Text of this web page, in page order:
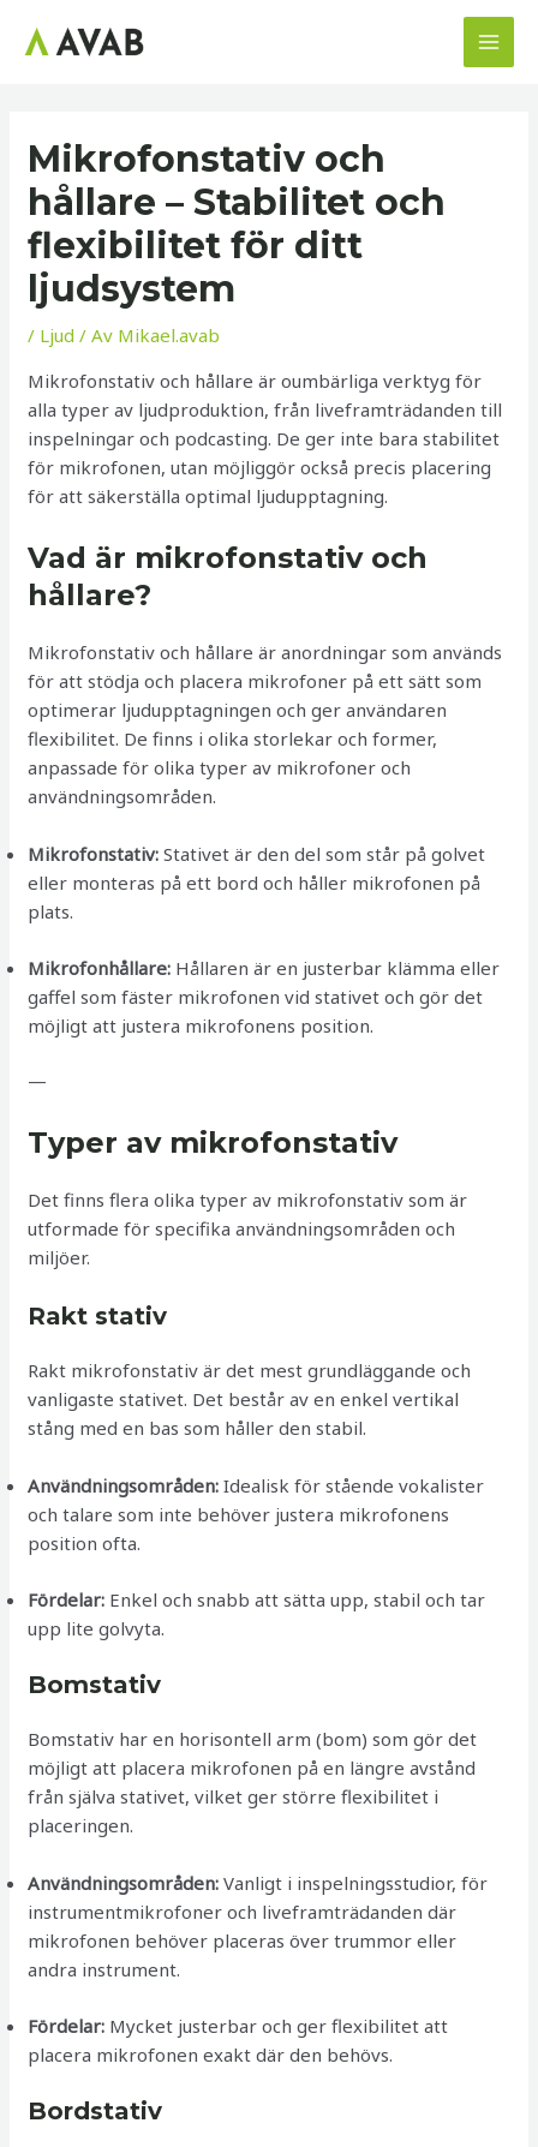
Mikrofonstativ och
hållare – Stabilitet och
flexibilitet för ditt
ljudsystem
/ Ljud / Av Mikael.avab
Mikrofonstativ och hållare är oumbärliga verktyg för
alla typer av ljudproduktion, från liveframträdanden till
inspelningar och podcasting. De ger inte bara stabilitet
för mikrofonen, utan möjliggör också precis placering
för att säkerställa optimal ljudupptagning.
Vad är mikrofonstativ och
hållare?
Mikrofonstativ och hållare är anordningar som används
för att stödja och placera mikrofoner på ett sätt som
optimerar ljudupptagningen och ger användaren
flexibilitet. De finns i olika storlekar och former,
anpassade för olika typer av mikrofoner och
användningsområden.
Mikrofonstativ: Stativet är den del som står på golvet
eller monteras på ett bord och håller mikrofonen på
plats.
Mikrofonhållare: Hållaren är en justerbar klämma eller
gaffel som fäster mikrofonen vid stativet och gör det
möjligt att justera mikrofonens position.
—
Typer av mikrofonstativ
Det finns flera olika typer av mikrofonstativ som är
utformade för specifika användningsområden och
miljöer.
Rakt stativ
Rakt mikrofonstativ är det mest grundläggande och
vanligaste stativet. Det består av en enkel vertikal
stång med en bas som håller den stabil.
Användningsområden: Idealisk för stående vokalister
och talare som inte behöver justera mikrofonens
position ofta.
Fördelar: Enkel och snabb att sätta upp, stabil och tar
upp lite golvyta.
Bomstativ
Bomstativ har en horisontell arm (bom) som gör det
möjligt att placera mikrofonen på en längre avstånd
från själva stativet, vilket ger större flexibilitet i
placeringen.
Användningsområden: Vanligt i inspelningsstudior, för
instrumentmikrofoner och liveframträdanden där
mikrofonen behöver placeras över trummor eller
andra instrument.
Fördelar: Mycket justerbar och ger flexibilitet att
placera mikrofonen exakt där den behövs.
Bordstativ